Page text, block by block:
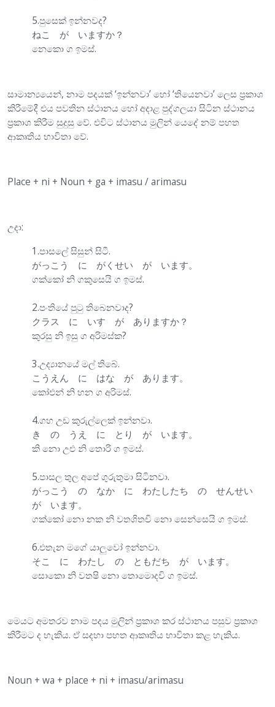
5.පුසෙක් ඉන්නවද?
ねこ が いますか？
නෙකො ග ඉමස්.
සාමාන්‍යයෙන්, නාම පදයක් ‘ඉන්නවා’ හෝ ‘තියෙනවා’ ලෙස ප්‍රකාශ
කිරීමේදී එය පවතින ස්ථානය හෝ අදාළ පුද්ගලයා සිටින ස්ථානය
ප්‍රකාශ කිරීම සුදුසු වේ. එවිට ස්ථානය මුලින් යෙදේ නම් පහත
ආකෘතිය භාවිතා වේ.
Place + ni + Noun + ga + imasu / arimasu
උදා:
1.පාසලේ සිසුන් සිටී.
がっこう に がくせい が います。
ගක්කෝ නි ගකුසෙයි ග ඉමස්.
2.පංතියේ පුටු තිබෙනවාද?
クラス に いす が ありますか？
කුරසු නි ඉසු ග අරිමස්ක?
3.උද්‍යානයේ මල් තිබේ.
こうえん に はな が あります。
කෝඑන් නි හන ග අරිමස්.
4.ගහ උඩ කුරුල්ලෙක් ඉන්නවා.
き の うえ に とり が います。
කි නො උඑ නි තොරි ග ඉමස්.
5.පාසල තුල අපේ ගුරුතුමා සිටිනවා.
がっこう の なか に わたしたち の せんせい
が います。
ගක්කෝ නො නක නි වතශිතචි නො සෙන්සෙයි ග ඉමස්.
6.එතැන මගේ යාලුවෝ ඉන්නවා.
そこ に わたし の ともだち が います。
සොකො නි වතෂි නො තොමොදචි ග ඉමස්.
මෙයට අමතරව නාම පදය මුලින් ප්‍රකාශ කර ස්ථානය පසුව ප්‍රකාශ
කිරීමට ද හැකිය. ඒ සදහා පහත ආකෘතිය භාවිතා කළ හැකිය.
Noun + wa + place + ni + imasu/arimasu